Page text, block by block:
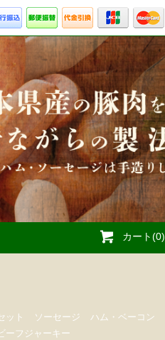
カート(0)
ット ソーセージ ハム・ベーコン
ーフジャーキー